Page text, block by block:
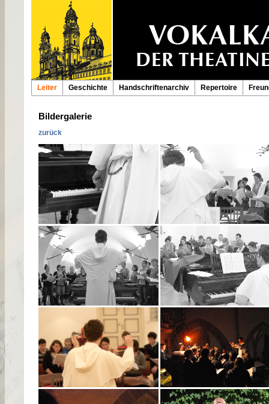
Leiter Geschichte Handschriftenarchiv Repertoire
Bildergalerie
zurück